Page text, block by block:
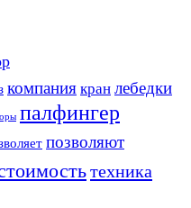
компания кран лебедки
палфингер
позволяют
техника